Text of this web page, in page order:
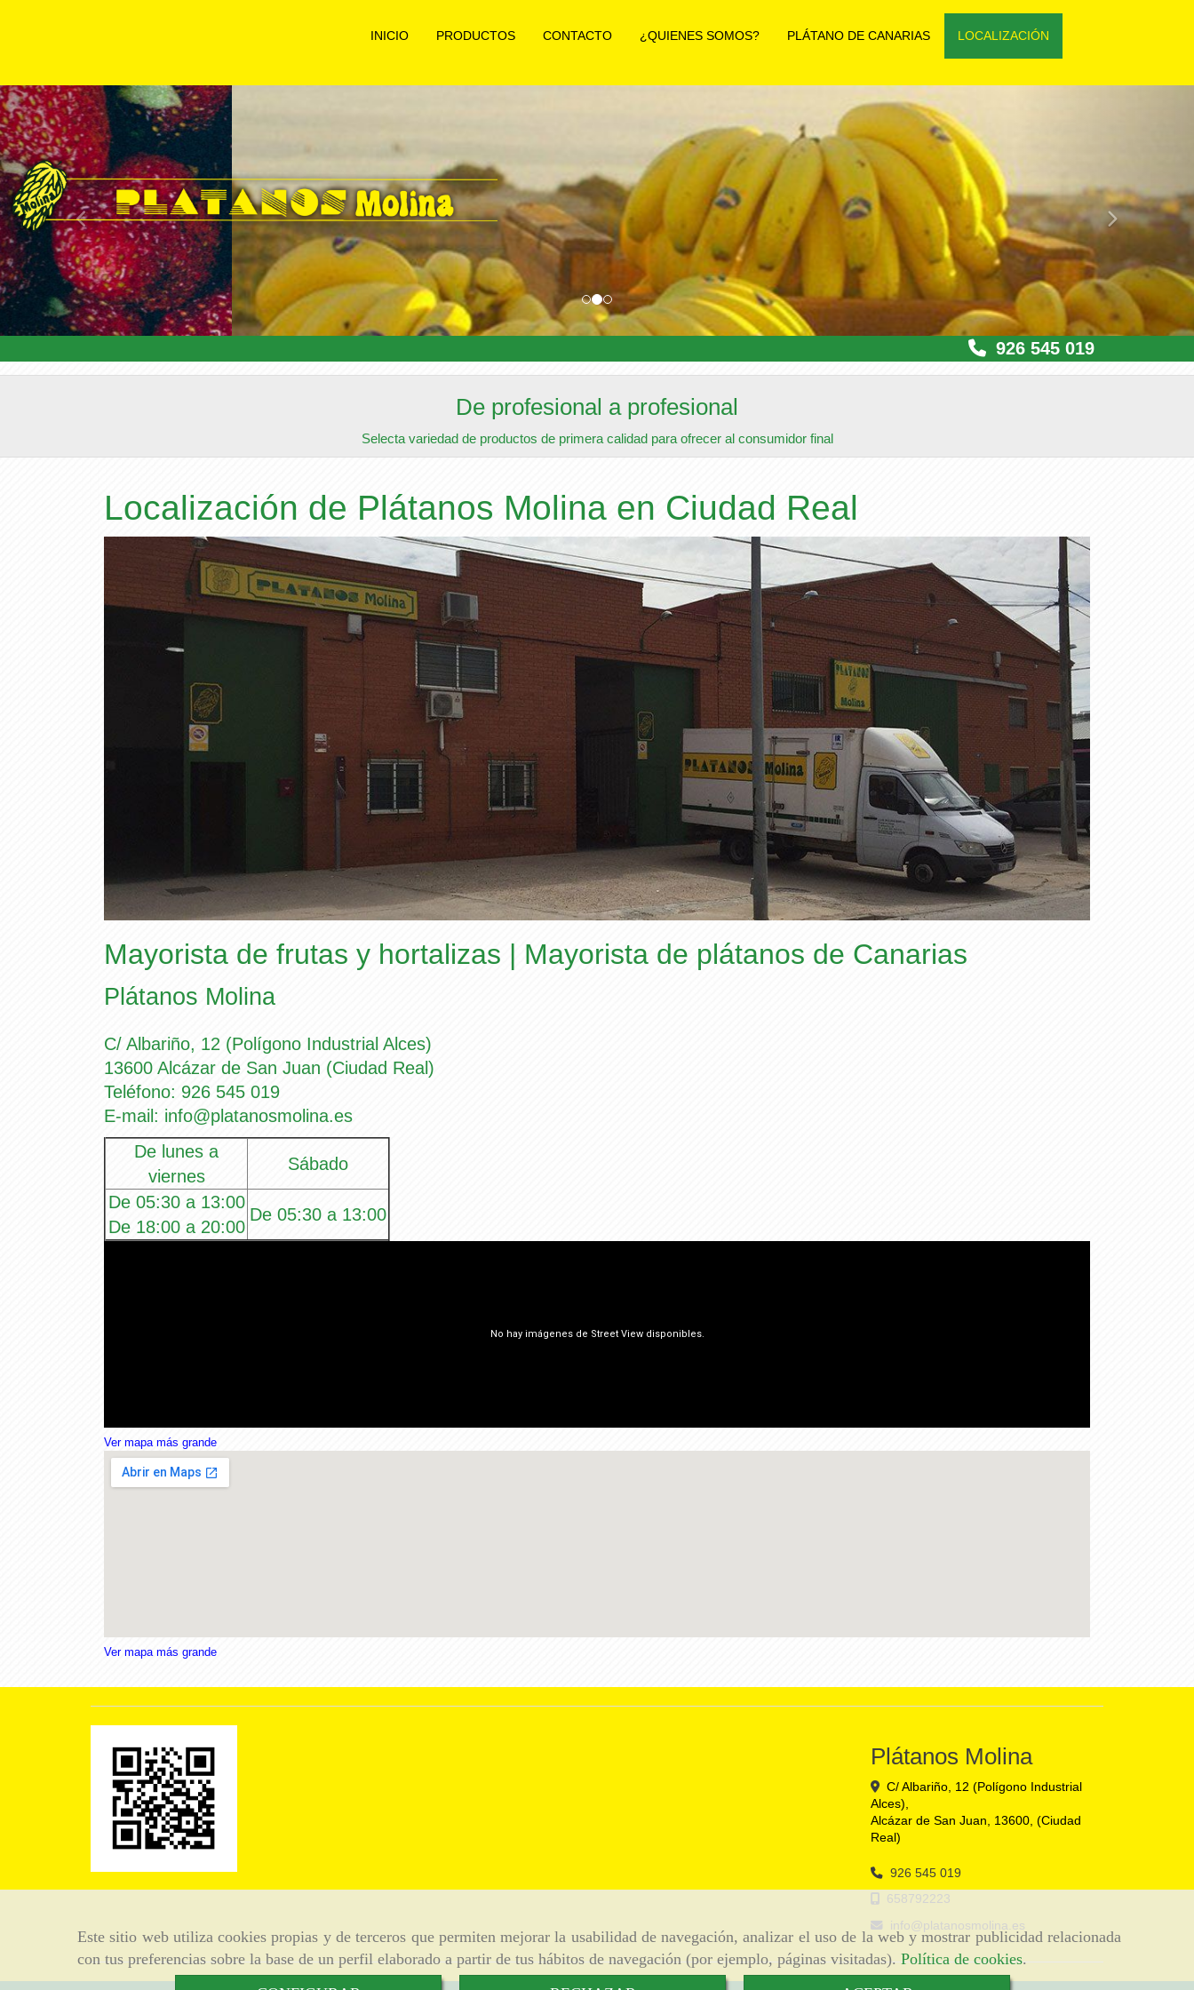
Este sitio web utiliza cookies propias y de terceros que permiten mejorar la usabilidad de navegación, analizar el uso de la web y mostrar publicidad relacionada
con tus preferencias sobre la base de un perfil elaborado a partir de tus hábitos de navegación (por ejemplo, páginas visitadas).Política de cookies.
INICIO PRODUCTOS CONTACTO ¿QUIENES SOMOS? PLÁTANO DE CANARIAS LOCALIZACIÓN
prev
926 545 019
De profesional a profesional
Selecta variedad de productos de primera calidad para ofrecer al consumidor final
Localización de Plátanos Molina en Ciudad Real
Mayorista de frutas y hortalizas | Mayorista de plátanos de Canarias
Plátanos Molina
C/ Albariño, 12 (Polígono Industrial Alces)
13600 Alcázar de San Juan (Ciudad Real)
Teléfono: 926 545 019
E-mail: info@platanosmolina.es
De lunes a
viernes
Sábado
De 05:30 a 13:00
De 18:00 a 20:00
De 05:30 a 13:00
Ver mapa más grande
Ver mapa más grande
Plátanos Molina
C/ Albariño, 12 (Polígono Industrial
Alces),
Alcázar de San Juan
13600, (Ciudad
Real)
926 545 019
658792223
info
platanosmolina.es